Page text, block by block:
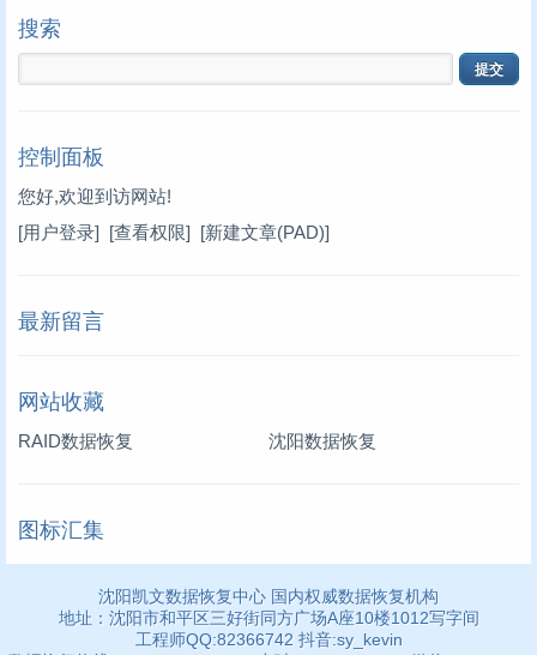
搜索
控制面板
您好,欢迎到访网站!
[用户登录] [查看权限] [新建文章(PAD)]
最新留言
网站收藏
RAID数据恢复 沈阳数据恢复
图标汇集
沈阳凯文数据恢复中心 国内权威数据恢复机构
地址：沈阳市和平区三好街同方广场A座10楼1012写字间
工程师QQ:82366742 抖音:sy_kevin